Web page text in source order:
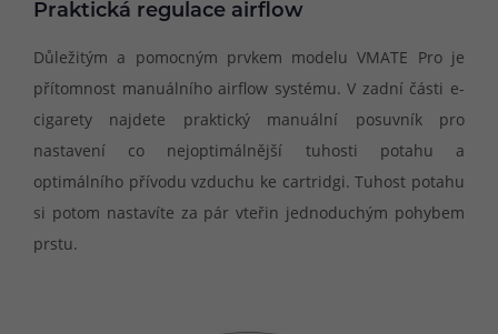
Praktická regulace airflow
Důležitým a pomocným prvkem modelu VMATE Pro je
přítomnost manuálního airflow systému. V zadní části e-
cigarety najdete praktický manuální posuvník pro
nastavení co nejoptimálnější tuhosti potahu a
optimálního přívodu vzduchu ke cartridgi. Tuhost potahu
si potom nastavíte za pár vteřin jednoduchým pohybem
prstu.